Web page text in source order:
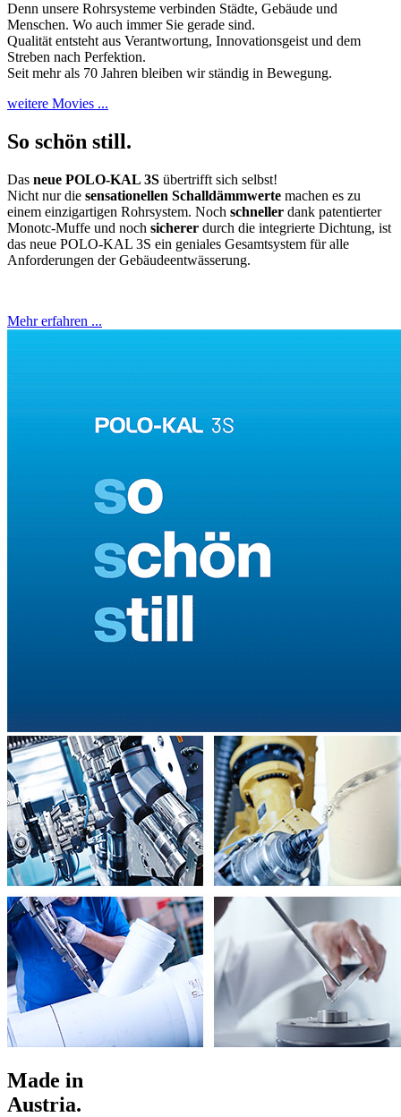
Denn unsere Rohrsysteme verbinden Städte, Gebäude und
Menschen. Wo auch immer Sie gerade sind.
Qualität entsteht aus Verantwortung, Innovationsgeist und dem
Streben nach Perfektion.
Seit mehr als 70 Jahren bleiben wir ständig in Bewegung.
weitere Movies ...
So schön still.
Das neue POLO-KAL 3S übertrifft sich selbst!
Nicht nur die sensationellen Schalldämmwerte machen es zu
einem einzigartigen Rohrsystem. Noch schneller dank patentierter
Monotc-Muffe und noch sicherer durch die integrierte Dichtung, ist
das neue POLO-KAL 3S ein geniales Gesamtsystem für alle
Anforderungen der Gebäudeentwässerung.
Mehr erfahren ...
Made in
Austria.